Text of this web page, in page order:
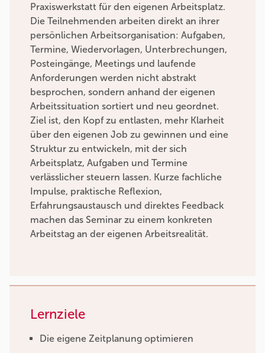
Praxiswerkstatt für den eigenen Arbeitsplatz.
Die Teilnehmenden arbeiten direkt an ihrer
persönlichen Arbeitsorganisation: Aufgaben,
Termine, Wiedervorlagen, Unterbrechungen,
Posteingänge, Meetings und laufende
Anforderungen werden nicht abstrakt
besprochen, sondern anhand der eigenen
Arbeitssituation sortiert und neu geordnet.
Ziel ist, den Kopf zu entlasten, mehr Klarheit
über den eigenen Job zu gewinnen und eine
Struktur zu entwickeln, mit der sich
Arbeitsplatz, Aufgaben und Termine
verlässlicher steuern lassen. Kurze fachliche
Impulse, praktische Reflexion,
Erfahrungsaustausch und direktes Feedback
machen das Seminar zu einem konkreten
Arbeitstag an der eigenen Arbeitsrealität.
Lernziele
Die eigene Zeitplanung optimieren